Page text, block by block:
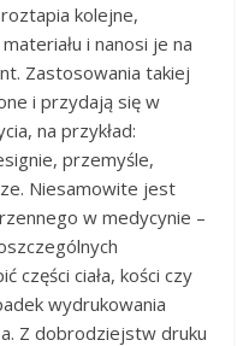
kolejne,
i nanosi je na
Zastosowania takiej
i przydają się w
na przykład:
przemyśle,
Niesamowite jest
w medycynie –
części ciała, kości czy
wydrukowania
Z dobrodziejstw druku